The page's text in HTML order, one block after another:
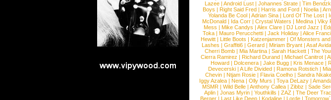
Lazee | Android Lust | Johannes Strate | Tim
Boys | Right Said Fred | Harris and Ford | Noelia |
Yolanda Be Cool| Adrian Sina| Lord Of The Lost|
McDonald| Ida Corr| Crystal Waters | Medina| Viky
Mess | Mike Candys | Alex Clare | DJ Lord Jazz |
Toka | Mauro Perucchetti | Jack Holiday | Alice
Hewitt| Little Boots | Katzenjammer| Of Monsters
Lashes | Graffiti6| Gerard| Miriam Bryant| Asaf
Cherri Bomb | Mia Martina | Sarah Hackett | The
Cierra Ramirez | Richard Durand | Michael Canitrot |
Howard| Dolcenera| Jake Bugg| Kris Menace|
Devecerski| A Life Divided| Ramona Rotstich|
Chevin| Ntjam Rosie| Flavia Coelho| Sandra
Iggy Azalea | Nena | Olly Murs | Toya DeLazy |
MSMR| Wild Belle| Anthony Callea| Zibbz | Sade
Aplin | Jonas Myrin | Youthkills | ZAZ | The Deer
Berger| Last Like Deep| Kodaline| Lorde|